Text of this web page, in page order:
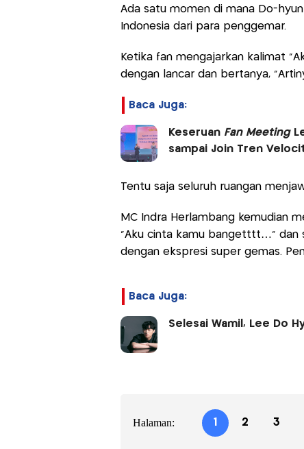
Ada satu momen di mana Do-
Indonesia dari para penggemar.
Ketika fan mengajarkan kalimat
dengan lancar dan bertanya,
Baca Juga:
Keseruan Fan Meeting
sampai Join Tren
Tentu saja seluruh ruangan
MC Indra Herlambang kemudian
“Aku cinta kamu bangetttt…” dan
dengan ekspresi super gemas.
Baca Juga:
Selesai Wamil, Lee Do
Halaman: 1 2 3